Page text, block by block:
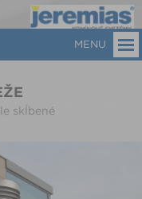
MENU
skĺbené